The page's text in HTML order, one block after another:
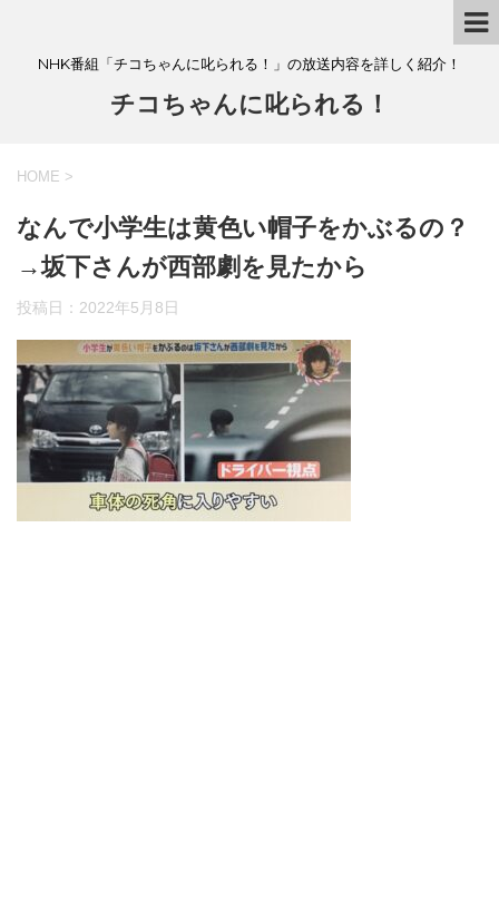
NHK番組「チコちゃんに叱られる！」の放送内容を詳しく紹介！
チコちゃんに叱られる！
HOME >
なんで小学生は黄色い帽子をかぶるの？
→坂下さんが西部劇を見たから
投稿日： 2022年5月8日